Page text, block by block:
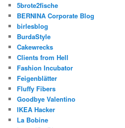
5brote2fische
BERNINA Corporate Blog
birlesblog
BurdaStyle
Cakewrecks
Clients from Hell
Fashion Incubator
Feigenblätter
Fluffy Fibers
Goodbye Valentino
IKEA Hacker
La Bobine